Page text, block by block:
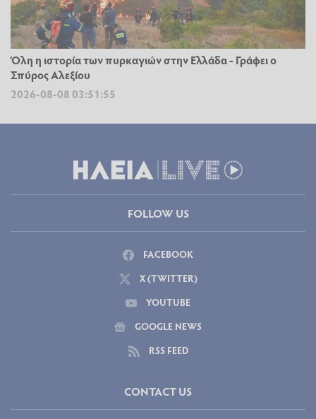
Όλη η ιστορία των πυρκαγιών στην Ελλάδα - Γράφει ο
Σπύρος Αλεξίου
2026-08-08 03:51:55
FOLLOW US
FACEBOOK
X (TWITTER)
YOUTUBE
GOOGLE NEWS
RSS FEED
CONTACT US